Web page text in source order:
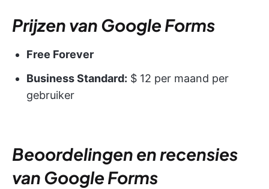
Prijzen van Google Forms
Free Forever
Business Standard: $ 12 per maand per
gebruiker
Beoordelingen en recensies
van Google Forms